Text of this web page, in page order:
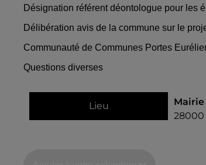
Désignation référent déontologue pour les
Délibération avis de la commune sur le
Communauté de Communes Portes
Questions diverses
Lieu
Mairie
28000